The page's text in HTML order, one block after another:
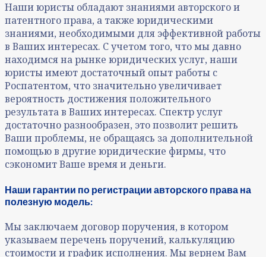
Наши юристы обладают знаниями авторского и
патентного права, а также юридическими
знаниями, необходимыми для эффективной работы
в Ваших интересах. С учетом того, что мы давно
находимся на рынке юридических услуг, наши
юристы имеют достаточный опыт работы с
Роспатентом, что значительно увеличивает
вероятность достижения положительного
результата в Ваших интересах. Спектр услуг
достаточно разнообразен, это позволит решить
Ваши проблемы, не обращаясь за дополнительной
помощью в другие юридические фирмы, что
сэкономит Ваше время и деньги.
Наши гарантии по регистрации авторского права на
полезную модель:
Мы заключаем договор поручения, в котором
указываем перечень поручений, калькуляцию
стоимости и график исполнения. Мы вернем Вам